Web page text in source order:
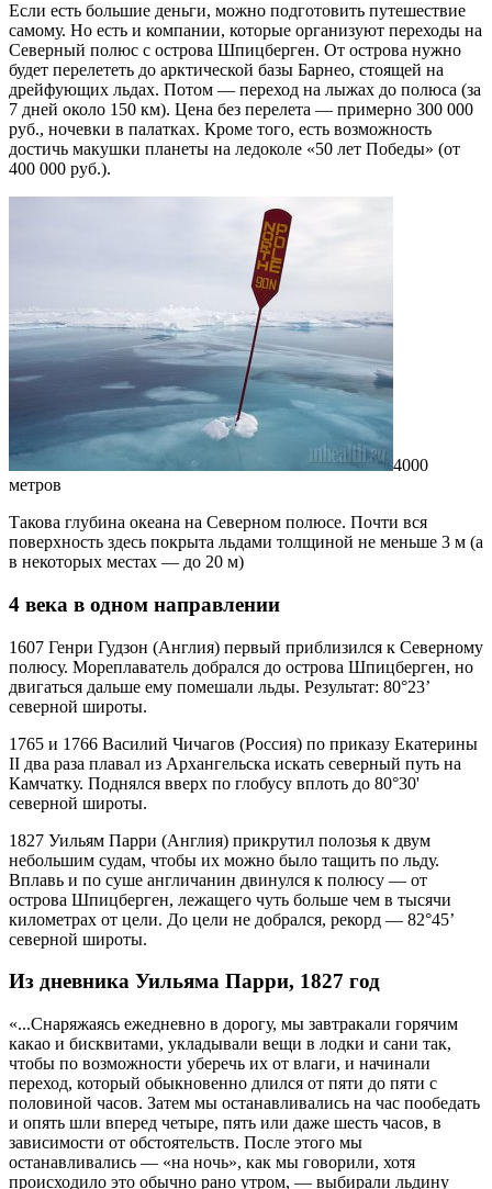
Если есть большие деньги, можно подготовить путешествие
самому. Но есть и компании, которые организуют переходы на
Северный полюс с острова Шпицберген. От острова нужно
будет перелететь до арктической базы Барнео, стоящей на
дрейфующих льдах. Потом — переход на лыжах до полюса (за
7 дней около 150 км). Цена без перелета — примерно 300 000
руб., ночевки в палатках. Кроме того, есть возможность
достичь макушки планеты на ледоколе «50 лет Победы» (от
400 000 руб.).
4000
метров
Такова глубина океана на Северном полюсе. Почти вся
поверхность здесь покрыта льдами толщиной не меньше 3 м (а
в некоторых местах — до 20 м)
4 века в одном направлении
1607 Генри Гудзон (Англия) первый приблизился к Северному
полюсу. Мореплаватель добрался до острова Шпицберген, но
двигаться дальше ему помешали льды. Результат: 80°23’
северной широты.
1765 и 1766 Василий Чичагов (Россия) по приказу Екатерины
II два раза плавал из Архангельска искать северный путь на
Камчатку. Поднялся вверх по глобусу вплоть до 80°30'
северной широты.
1827 Уильям Парри (Англия) прикрутил полозья к двум
небольшим судам, чтобы их можно было тащить по льду.
Вплавь и по суше англичанин двинулся к полюсу — от
острова Шпицберген, лежащего чуть больше чем в тысячи
километрах от цели. До цели не добрался, рекорд — 82°45’
северной широты.
Из дневника Уильяма Парри, 1827 год
«...Снаряжаясь ежедневно в дорогу, мы завтракали горячим
какао и бисквитами, укладывали вещи в лодки и сани так,
чтобы по возможности уберечь их от влаги, и начинали
переход, который обыкновенно длился от пяти до пяти с
половиной часов. Затем мы останавливались на час пообедать
и опять шли вперед четыре, пять или даже шесть часов, в
зависимости от обстоятельств. После этого мы
останавливались — «на ночь», как мы говорили, хотя
происходило это обычно рано утром, — выбирали льдину